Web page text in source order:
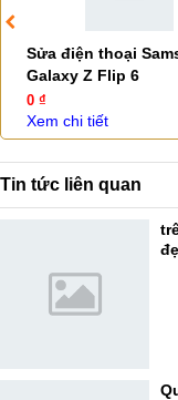
Sửa điện thoại
Galaxy Z Flip 6
0 ₫
Xem chi tiết
Tin tức liên quan